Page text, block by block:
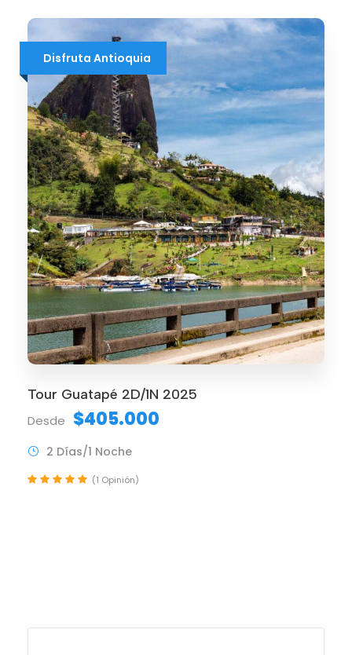
Disfruta Antioquia
Tour Guatapé 2D/1N 2025
Desde $405.000
2 Días/1 Noche
(1 Opinión)